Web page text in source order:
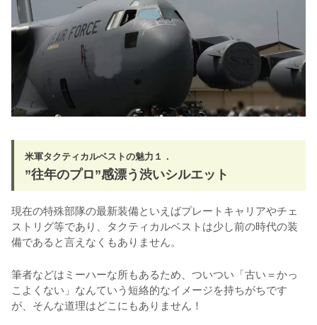
米軍タクティカルベストの魅力１．
”往年のプロ”感漂う渋いシルエット
現在の特殊部隊の最新装備といえばプレートキャリアやチェ
ストリグ等であり、タクティカルベストは少し前の時代の装
備であると言えなくもありません。
筆者などはミーハーな所もあるため、ついつい「古い＝かっ
こよくない」なんていう短絡的なイメージを持ちがちです
が、そんな道理はどこにもありません！